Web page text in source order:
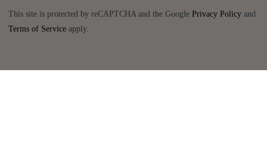
This site is protected by reCAPTCHA and the GooglePrivacy Policy and
Terms of Service apply.